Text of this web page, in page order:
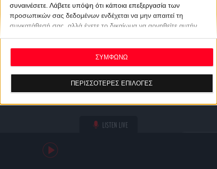
συναινέσετε. Λάβετε υπόψη ότι κάποια επεξεργασία των
προσωπικών σας δεδομένων ενδέχεται να μην απαιτεί τη
συγκατάθεσή σας, αλλά έχετε το δικαίωμα να αρνηθείτε αυτήν
ανακαλέσετε τη συγκατάθεσή σας ανά πάσα στιγμή
επιστρέφοντας σε αυτόν τον ιστότοπο και κάνοντας κλικ στο
κουμπί "Απορρήτου" στο κάτω μέρος της ιστοσελίδας.
ΠΕΡΙΣΣΟΤΕΡΕΣ ΕΠΙΛΟΓΕΣ
ΣΥΜΦΩΝΩ
LISTEN LIVE